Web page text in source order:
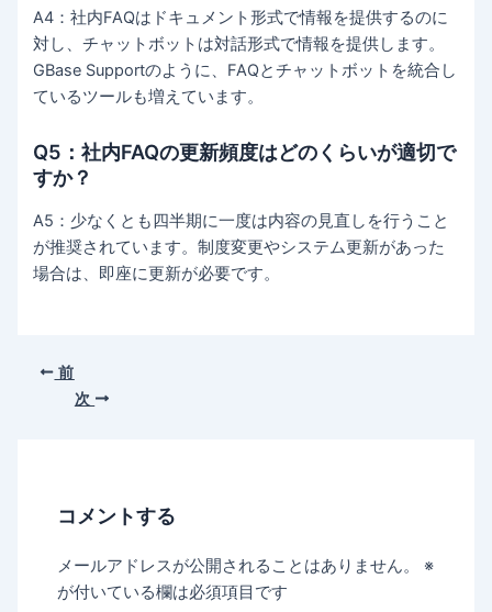
A4：社内FAQはドキュメント形式で情報を提供するのに
対し、チャットボットは対話形式で情報を提供します。
GBase Supportのように、FAQとチャットボットを統合し
ているツールも増えています。
Q5：社内FAQの更新頻度はどのくらいが適切で
すか？
A5：少なくとも四半期に一度は内容の見直しを行うこと
が推奨されています。制度変更やシステム更新があった
場合は、即座に更新が必要です。
前
次
コメントする
メールアドレスが公開されることはありません。
※
が付いている欄は必須項目です